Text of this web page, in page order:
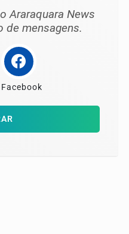
Araraquara News
de mensagens.
Facebook